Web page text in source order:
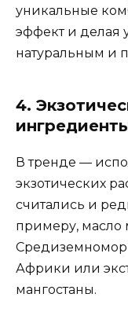
уникальные
эффект и делая
натуральным и
4.
В тренде —
экзотических
считались и
примеру, масло
Африки или
мангостаны.